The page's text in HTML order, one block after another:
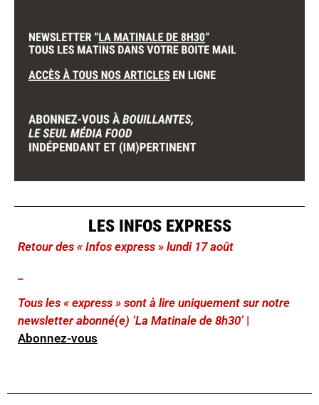
LES INFOS EXPRESS
Retour des « Infos express » lundi 17 août
Tous les « express » sont à lire uniquement sur notre
newsletter abonné(e) ‘La Matinale de 8h30’ |
Abonnez-vous